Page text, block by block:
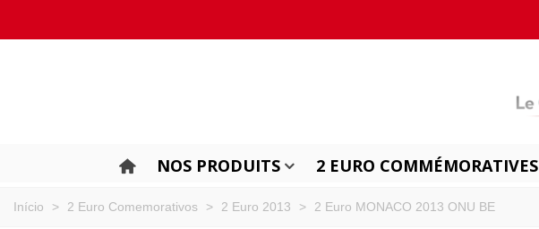
NOS PRODUITS 2 EURO COMMÉMORATIVES
Início > 2 Euro Comemorativos > 2 Euro 2013 > 2 Euro MONACO 2013 ONU BE